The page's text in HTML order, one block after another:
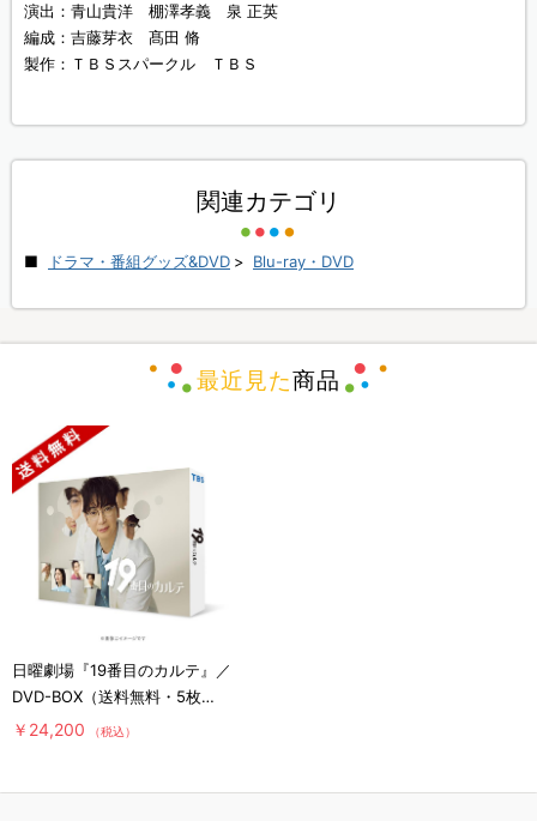
演出：青山貴洋 棚澤孝義 泉 正英
編成：吉藤芽衣 髙田 脩
製作：ＴＢＳスパークル ＴＢＳ
関連カテゴリ
ドラマ・番組グッズ&DVD > Blu-ray・DVD
最近見た商品
日曜劇場『19番目のカルテ』／
DVD-BOX（送料無料・5枚
組）
￥24,200 （税込）